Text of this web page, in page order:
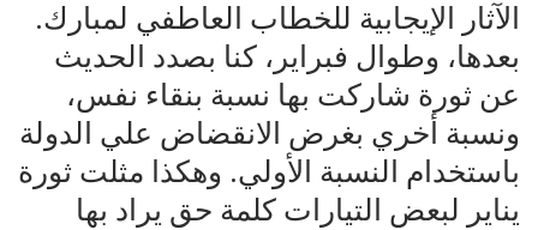
الآثار الإيجابية للخطاب العاطفي لمبارك.
بعدها، وطوال فبراير، كنا بصدد الحديث
عن ثورة شاركت بها نسبة بنقاء نفس،
ونسبة أخري بغرض الانقضاض علي الدولة
باستخدام النسبة الأولي. وهكذا مثلت ثورة
يناير لبعض التيارات كلمة حق يراد بها